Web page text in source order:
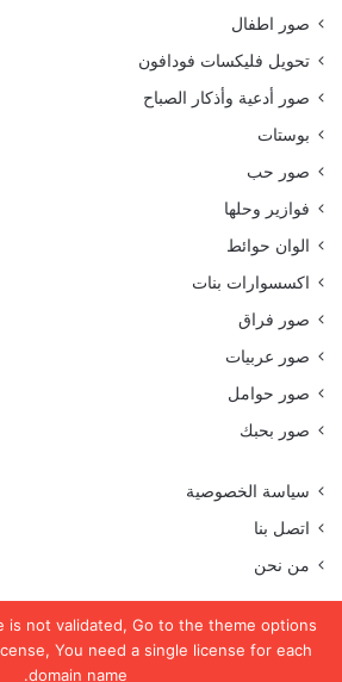
is not validated, Go to the theme options
You need a single license for each
domain name.
صور اطفال
تحويل فليكسات فودافون
صور أدعية وأذكار الصباح
بوستات
صور حب
فوازير وحلها
الوان حوائط
اكسسوارات بنات
صور فراق
صور عربيات
صور حوامل
صور بحبك
سياسة الخصوصية
اتصل بنا
من نحن
جميع الحقوق محفوظة موقع رمسة